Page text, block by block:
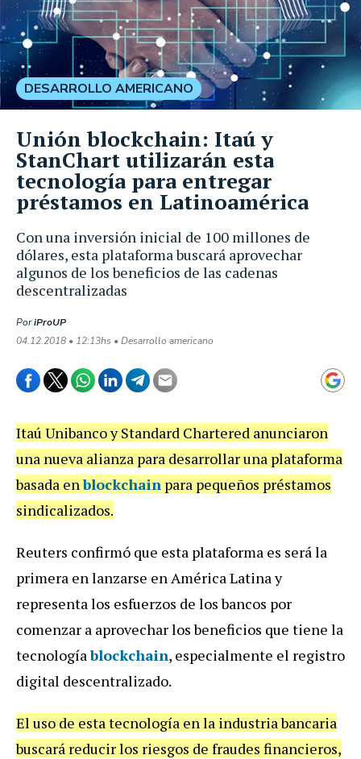
Con una inversión inicial de 100 millones de
dólares, esta plataforma buscará aprovechar
algunos de los beneficios de las cadenas
descentralizadas
PoriProUP
04.12.2018 • 12:13hs • Desarrollo americano
DESARROLLO AMERICANO
Unión blockchain: Itaú y
StanChart utilizarán esta
tecnología para entregar
préstamos en Latinoamérica
Itaú Unibanco y Standard Chartered anunciaron
una nueva alianza para desarrollar una plataforma
basada enblockchain para pequeños préstamos
sindicalizados.
Reuters confirmó que esta plataforma es será la
primera en lanzarse en América Latina y
representa los esfuerzos de los bancos por
comenzar a aprovechar los beneficios que tiene la
tecnologíablockchain, especialmente el registro
digital descentralizado.
El uso de esta tecnología en la industria bancaria
buscará reducir los riesgos de fraudes financieros,